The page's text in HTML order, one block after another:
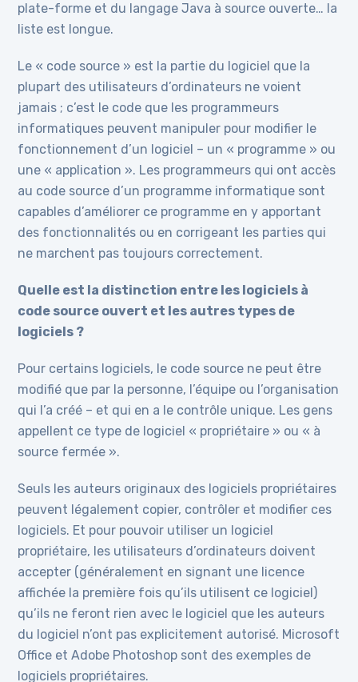
plate-forme et du langage Java à source ouverte… la
liste est longue.
Le « code source » est la partie du logiciel que la
plupart des utilisateurs d’ordinateurs ne voient
jamais ; c’est le code que les programmeurs
informatiques peuvent manipuler pour modifier le
fonctionnement d’un logiciel – un « programme » ou
une « application ». Les programmeurs qui ont accès
au code source d’un programme informatique sont
capables d’améliorer ce programme en y apportant
des fonctionnalités ou en corrigeant les parties qui
ne marchent pas toujours correctement.
Quelle est la distinction entre les logiciels à
code source ouvert et les autres types de
logiciels ?
Pour certains logiciels, le code source ne peut être
modifié que par la personne, l’équipe ou l’organisation
qui l’a créé – et qui en a le contrôle unique. Les gens
appellent ce type de logiciel « propriétaire » ou « à
source fermée ».
Seuls les auteurs originaux des logiciels propriétaires
peuvent légalement copier, contrôler et modifier ces
logiciels. Et pour pouvoir utiliser un logiciel
propriétaire, les utilisateurs d’ordinateurs doivent
accepter (généralement en signant une licence
affichée la première fois qu’ils utilisent ce logiciel)
qu’ils ne feront rien avec le logiciel que les auteurs
du logiciel n’ont pas explicitement autorisé. Microsoft
Office et Adobe Photoshop sont des exemples de
logiciels propriétaires.